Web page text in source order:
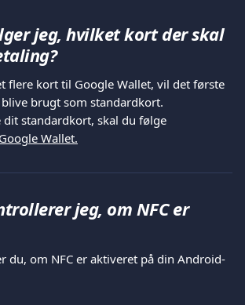
jeg, hvilket kort der skal
flere kort til Google Wallet, vil det første
brugt som standardkort.
standardkort, skal du følge
Google Wallet.
jeg, om NFC er
du, om NFC er aktiveret på din Android-